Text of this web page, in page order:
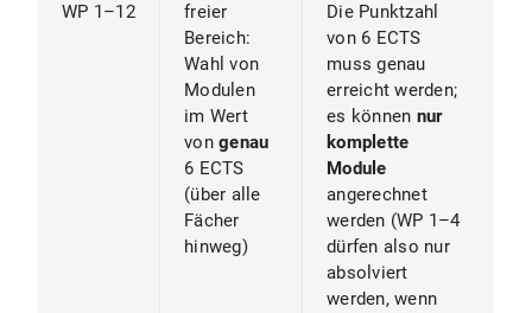
WP 1–12
freier
Bereich:
Wahl von
Modulen
im Wert
von genau
6 ECTS
(über alle
Fächer
hinweg)
Die Punktzahl
von 6 ECTS
muss genau
erreicht werden;
es können nur
komplette
Module
angerechnet
werden (WP 1–4
dürfen also nur
absolviert
werden, wenn